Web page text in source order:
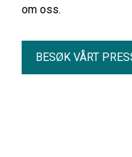
om oss.
BESØK VÅRT